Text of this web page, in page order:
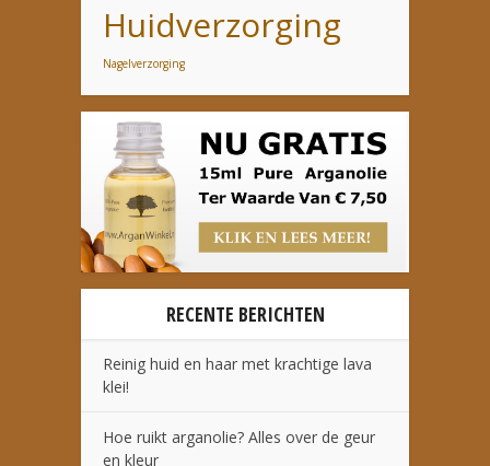
Huidverzorging
Nagelverzorging
RECENTE BERICHTEN
Reinig huid en haar met krachtige lava
klei!
Hoe ruikt arganolie? Alles over de geur
en kleur